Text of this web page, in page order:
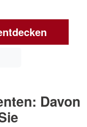
Karton
Davon